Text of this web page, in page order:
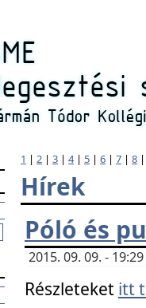
1 | 2 | 3 | 4| 5 | 6 | 7 | 8
Hírek
Póló és
2015. 09. 09. -
Részleteket itt